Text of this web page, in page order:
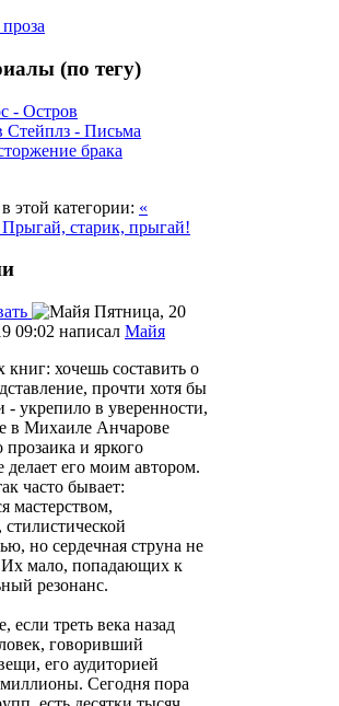
(по тегу)
- Остров
- Письма
брака
этой категории: «
старик, прыгай!
Пятница, 20
09:02 написал Майя
книг: хочешь составить о
прочти хотя бы
- укрепило в уверенности,
в Михаиле Анчарове
прозаика и яркого
делает его моим автором.
часто бывает:
мастерством,
но сердечная струна не
Их мало, попадающих к
резонанс.
если треть века назад
говоривший
его аудиторией
Сегодня пора